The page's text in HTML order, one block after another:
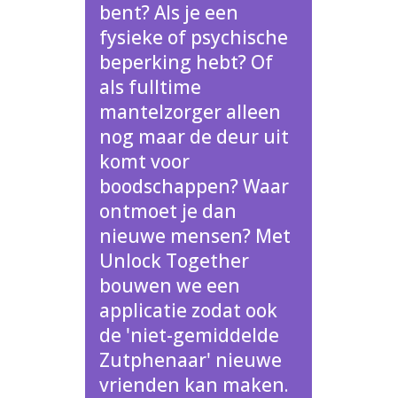
bent? Als je een
fysieke of psychische
beperking hebt? Of
als fulltime
mantelzorger alleen
nog maar de deur uit
komt voor
boodschappen? Waar
ontmoet je dan
nieuwe mensen? Met
Unlock Together
bouwen we een
applicatie zodat ook
de 'niet-gemiddelde
Zutphenaar' nieuwe
vrienden kan maken.